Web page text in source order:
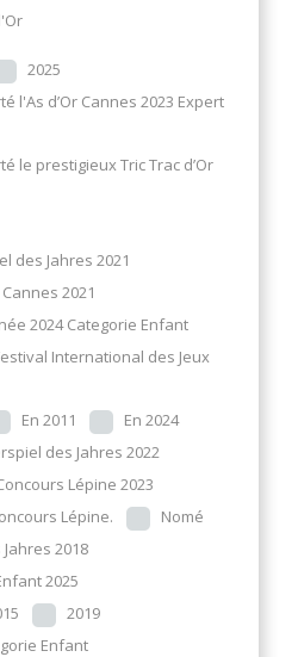
2025
l'As d’Or Cannes 2023 Expert
le prestigieux Tric Trac d’Or
des Jahres 2021
2021
2024 Categorie Enfant
International des Jeux
En 2011
En 2024
des Jahres 2022
Lépine 2023
Lépine.
Nomé
2018
2025
2019
Enfant